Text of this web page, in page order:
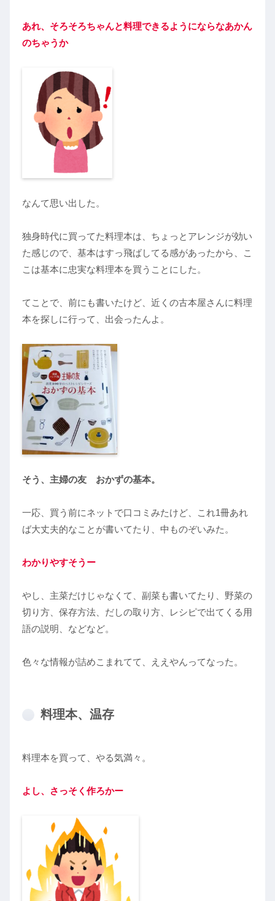
あれ、そろそろちゃんと料理できるようにならなあかん
のちゃうか
なんて思い出した。
独身時代に買ってた料理本は、ちょっとアレンジが効い
た感じので、基本はすっ飛ばしてる感があったから、こ
こは基本に忠実な料理本を買うことにした。
てことで、前にも書いたけど、近くの古本屋さんに料理
本を探しに行って、出会ったんよ。
そう、主婦の友 おかずの基本。
一応、買う前にネットで口コミみたけど、これ1冊あれ
ば大丈夫的なことが書いてたり、中ものぞいみた。
わかりやすそうー
やし、主菜だけじゃなくて、副菜も書いてたり、野菜の
切り方、保存方法、だしの取り方、レシピで出てくる用
語の説明、などなど。
色々な情報が詰めこまれてて、ええやんってなった。
料理本、温存
料理本を買って、やる気満々。
よし、 さっそく作ろかー